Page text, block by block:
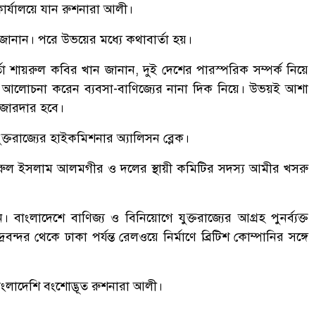
যান রুশনারা আলী।
পরে উভয়ের মধ্যে কথাবার্তা হয়।
শায়রুল কবির খান জানান, দুই দেশের পারস্পরিক সম্পর্ক নিয়ে
করেন ব্যবসা-বাণিজ্যের নানা দিক নিয়ে। উভয়ই আশা
হবে।
হাইকমিশনার অ্যালিসন ব্লেক।
ইসলাম আলমগীর ও দলের স্থায়ী কমিটির সদস্য আমীর খসরু
বাণিজ্য ও বিনিয়োগে যুক্তরাজ্যের আগ্রহ পুনর্ব্যক্ত
থেকে ঢাকা পর্যন্ত রেলওয়ে নির্মাণে ব্রিটিশ কোম্পানির সঙ্গে
বংশোদ্ভূত রুশনারা আলী।